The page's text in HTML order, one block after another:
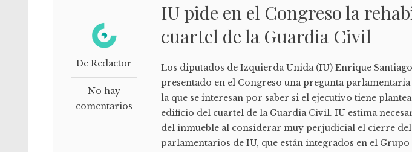
De Redactor
No hay
comentarios
IU pide en el Congreso la
cuartel de la Guardia Civil
Los diputados de Izquierda Unida (IU) Enrique
presentado en el Congreso una pregunta
la que se interesan por saber si el ejecutivo tiene
edificio del cuartel de la Guardia Civil. IU estima
del inmueble al considerar muy perjudicial el cierre del
parlamentarios de IU, que están integrados en el